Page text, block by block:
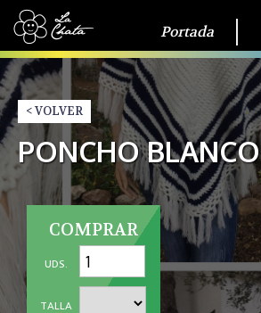
Portada
< VOLVER
PONCHO
COMPRAR
UDS.
TALLA